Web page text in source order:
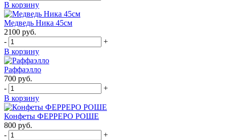
В корзину
Медведь Ника 45см
2100 руб.
-
+
В корзину
Раффаэлло
700 руб.
-
+
В корзину
Конфеты ФЕРРЕРО РОШЕ
800 руб.
-
+